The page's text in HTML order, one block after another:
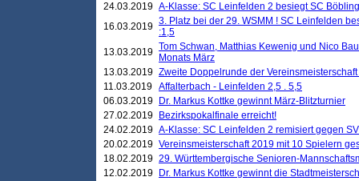
24.03.2019 A-Klasse: SC Leinfelden 2 besiegt SC
16.03.2019 3. Platz bei der 29. WSMM ! SC Leinfelden
:1,5
13.03.2019 Tom Schwan, Matthias Kewenig und Nico
Monats März
13.03.2019 Zweite Doppelrunde der
11.03.2019 Affalterbach - Leinfelden 2,5 . 5,5
06.03.2019
Dr. Markus Kottke gewinnt März-Blitzturnier
27.02.2019
Bezirkspokalfinale erreicht!
24.02.2019 A-Klasse: SC Leinfelden 2 remisiert gegen
20.02.2019 Vereinsmeisterschaft 2019 mit 10 Spielern
18.02.2019 29. Württembergische Senioren-
12.02.2019
Dr. Markus Kottke gewinnt die